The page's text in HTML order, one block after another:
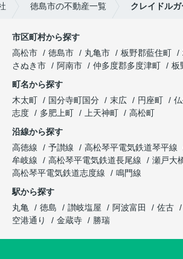
徳島市の不動産一覧 クレイドル
市区町村から探す
高松市
徳島市 丸亀市 板野郡藍住町
さぬき市
阿南市 仲多度郡多度津町 板
町名から探す
木太町
国分寺町国分 末広 円座町
志度
多肥上町 上天神町
高松町
沿線から探す
高徳線
予讃線 高松琴平電気鉄道琴平線
牟岐線
高松琴平電気鉄道長尾線 瀬戸大
高松琴平電気鉄道志度線
鳴門線
駅から探す
丸亀
徳島 讃岐塩屋 阿波富田 佐古
空港通り
金蔵寺 勝瑞